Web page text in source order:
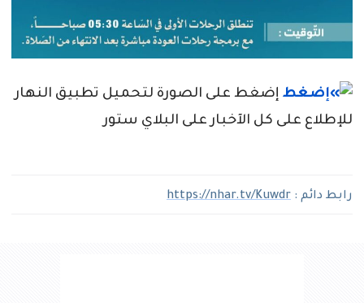
إضغط على الصورة لتحميل تطبيق النهار
للإطلاع على كل الآخبار على البلاي ستور
رابط دائم : https://nhar.tv/Kuwdr